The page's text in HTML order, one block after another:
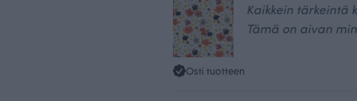
Kaikkein tärkeintä
Tämä on aivan
Osti tuotteen